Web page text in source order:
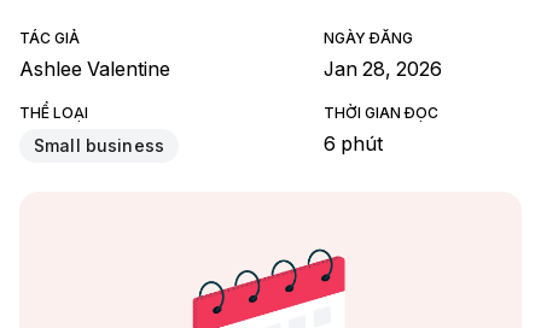
TÁC GIẢ
Ashlee Valentine
NGÀY ĐĂNG
Jan 28, 2026
THỂ LOẠI
Small business
THỜI GIAN ĐỌC
6 phút